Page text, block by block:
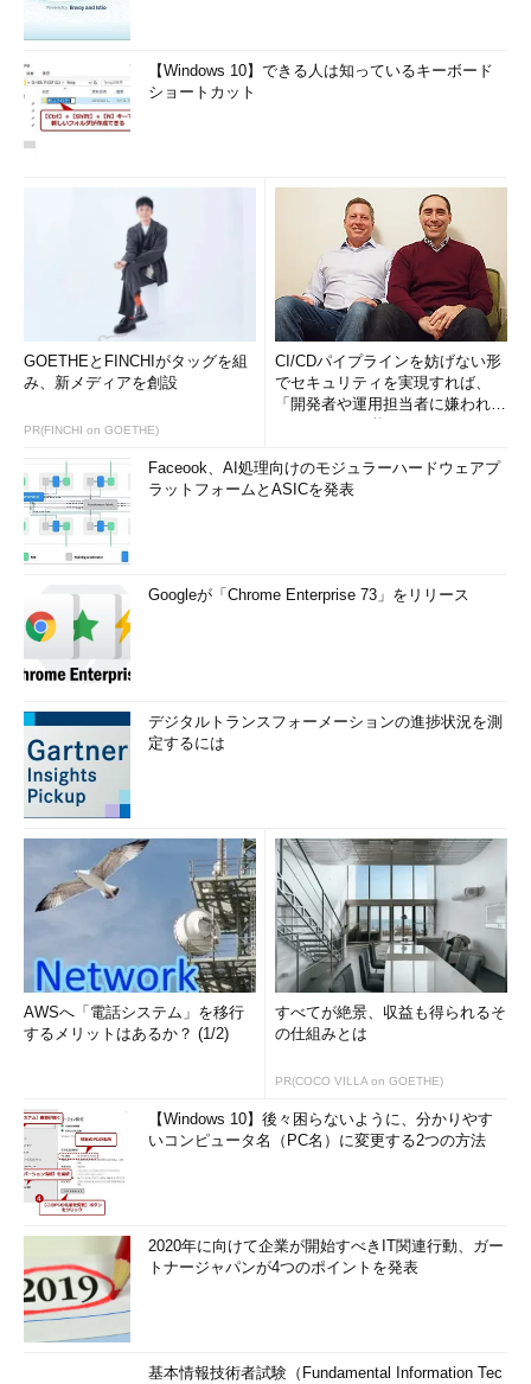
【Windows 10】できる人は知っているキーボード
ショートカット
GOETHEとFINCHIがタッグを組
み、新メディアを創設
PR(FINCHI on GOETHE)
CI/CDパイプラインを妨げない形
でセキュリティを実現すれば、
「開発者や運用担当者に嫌われな
Faceook、AI処理向けのモジュラーハードウェアプ
ラットフォームとASICを発表
Googleが「Chrome Enterprise 73」をリリース
デジタルトランスフォーメーションの進捗状況を測
定するには
AWSへ「電話システム」を移行
するメリットはあるか？ (1/2)
すべてが絶景、収益も得られるそ
の仕組みとは
PR(COCO VILLA on GOETHE)
【Windows 10】後々困らないように、分かりやす
いコンピュータ名（PC名）に変更する2つの方法
2020年に向けて企業が開始すべきIT関連行動、ガー
トナージャパンが4つのポイントを発表
基本情報技術者試験（Fundamental Information Tec